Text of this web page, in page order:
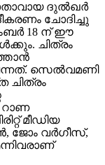
ദുല്‍ഖര്‍
ചോദിച്ചു
18 ന് ഈ
ചിത്രം
സെല്‍വമണി
ചിത്രം
റാണ
മീഡിയ
ജോം വര്‍ഗീസ്,